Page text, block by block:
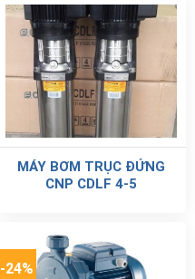
MÁY BƠM TRỤC ĐỨNG
CNP CDLF 4-5
-24%